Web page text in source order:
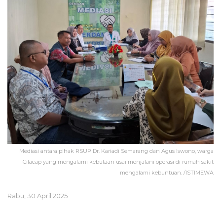
Mediasi antara pihak RSUP Dr. Kariadi Semarang dan Agus Iswono, warga
Cilacap yang mengalami kebutaan usai menjalani operasi di rumah sakit
mengalami kebuntuan. /ISTIMEWA
Rabu, 30 April 2025